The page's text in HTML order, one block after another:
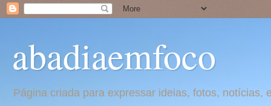
abadiaemfoco
Página criada para expressar ideias, fotos,